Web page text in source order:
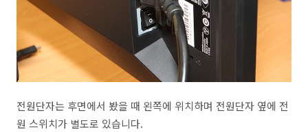
전원단자는 후면에서 봤을 때 왼쪽에 위치하며 전원단자 옆에 전
원 스위치가 별도로 있습니다.